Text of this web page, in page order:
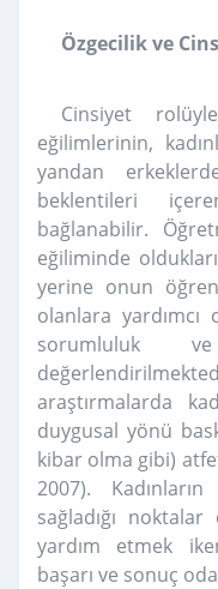
Özgecilik ve
Cinsiyet
eğilimlerinin,
yandan
beklentileri
bağlanabilir.
eğiliminde
yerine onun
olanlara yardımcı
sorumluluk
araştırmalarda
duygusal yönü
kibar olma gibi)
2007).
sağladığı
yardım etmek
başarı ve sonuç